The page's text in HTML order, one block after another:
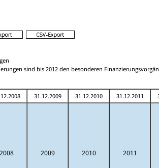
sind bis 2012 den besonderen
31.12.2009 31.12.2010 31.12.2011
2008 2009 2010 2011